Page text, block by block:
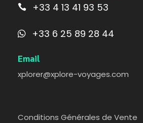
+33 4 13 41 93 53
+33 6 25 89 28 44
Email
xplorer@xplore-voyages.com
Conditions Générales de Vente